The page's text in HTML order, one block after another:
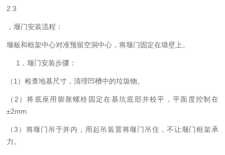
2.3
，堰门安装流程：
堰板和框架中心对准预留空洞中心，将堰门固定在墙壁上。
1，堰门安装步骤：
（1）检查地基尺寸，清理凹槽中的垃圾物。
（ 2）将底座用膨胀螺栓固定在基坑底部并校平，平面度控制在
±2mm.
（3）将堰门吊于井内，用起吊装置将堰门吊住，不让堰门框架承
力。